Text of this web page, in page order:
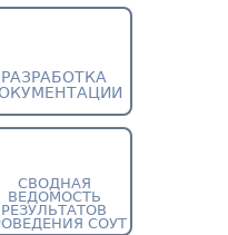
РАЗРАБОТКА
СВОДНАЯ
ВЕДОМОСТЬ
РЕЗУЛЬТАТОВ
СОУТ